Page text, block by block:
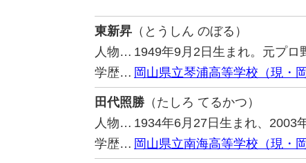
東新昇 （とうしん のぼる）
人物… 1949年9月2日生まれ。元プロ
学歴… 岡山県立琴浦高等学校（現・
田代照勝 （たしろ てるかつ）
人物… 1934年6月27日生まれ、2003
学歴… 岡山県立南海高等学校（現・